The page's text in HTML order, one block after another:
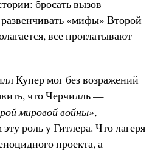
бросать вызов
«мифы» Второй
все проглатывают
Купер мог без возражений
что Черчилль —
мировой войны»,
роль у Гитлера. Что лагеря
проекта, а